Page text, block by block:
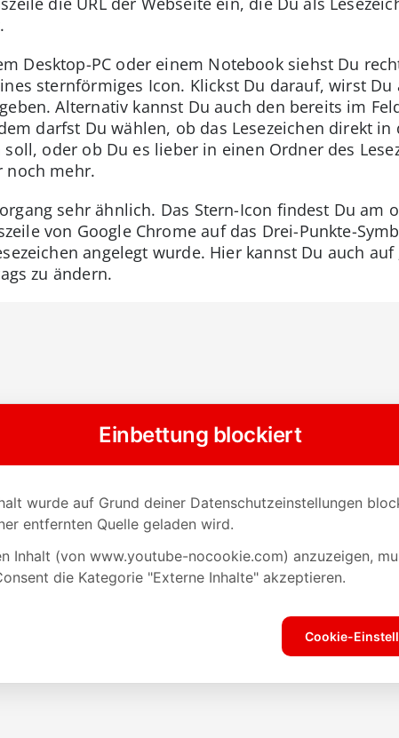
Desktop-PC oder einem Notebook siehst Du
sternförmiges Icon. Klickst Du darauf, wirst
Alternativ kannst Du auch den bereits im
darfst Du wählen, ob das Lesezeichen direkt
oder ob Du es lieber in einen Ordner des
noch mehr.
sehr ähnlich. Das Stern-Icon findest Du am
von Google Chrome auf das Drei-Punkte-
angelegt wurde. Hier kannst Du auch
zu ändern.